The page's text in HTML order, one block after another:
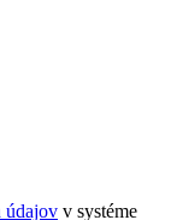
údajov v systéme